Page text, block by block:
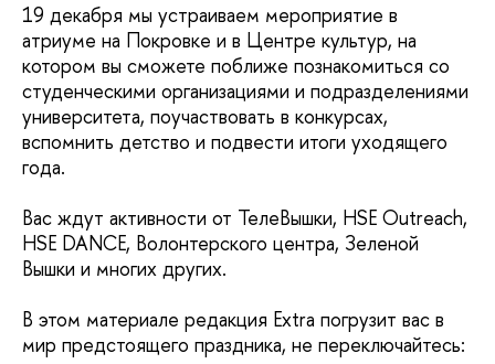
19 декабря мы устраиваем мероприятие в
атриуме на Покровке и в Центре культур, на
котором вы сможете поближе познакомиться со
студенческими организациями и подразделениями
университета, поучаствовать в конкурсах,
вспомнить детство и подвести итоги уходящего
года.
Вас ждут активности от ТелеВышки, HSE Outreach,
HSE DANCE, Волонтерского центра, Зеленой
Вышки и многих других.
В этом материале редакция Extra погрузит вас в
мир предстоящего праздника, не переключайтесь: